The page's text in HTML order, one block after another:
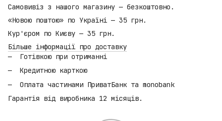
Самовивіз з нашого магазину — безкоштовно.
«Новою поштою» по Україні — 35 грн.
Кур'єром по Києву — 35 грн.
Більше інформації про доставку
Готівкою при отриманні
Кредитною карткою
Оплата частинами ПриватБанк та monobank
Гарантія від виробника 12 місяців.